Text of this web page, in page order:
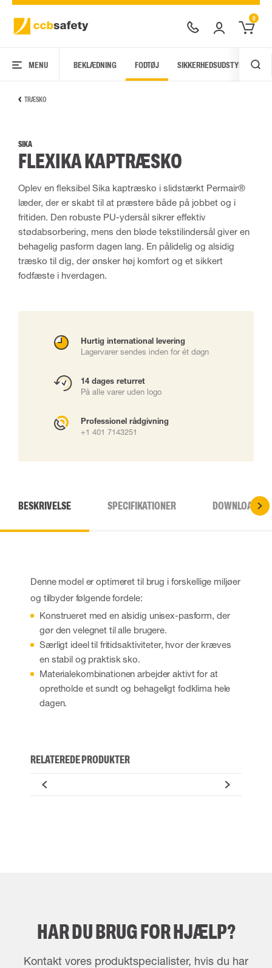
0
MENU BEKLÆDNING FODTØJ SIKKERHEDSUDSTYR
TRÆSKO
SIKA
FLEXIKA KAPTRÆSKO
Oplev en fleksibel Sika kaptræsko i slidstærkt Permair®
læder, der er skabt til at præstere både på jobbet og i
fritiden. Den robuste PU-ydersål sikrer effektiv
stødabsorbering, mens den bløde tekstilindersål giver en
behagelig pasform dagen lang. En pålidelig og alsidig
træsko til dig, der ønsker høj komfort og et sikkert
fodfæste i hverdagen.
Hurtig international levering
Lagervarer sendes inden for ét døgn
14 dages returret
På alle varer uden logo
Professionel rådgivning
+1 401 7143251
BESKRIVELSE SPECIFIKATIONER DOWNLOADS
Denne model er optimeret til brug i forskellige miljøer
og tilbyder følgende fordele:
Konstrueret med en alsidig unisex-pasform, der
gør den velegnet til alle brugere.
Særligt ideel til fritidsaktiviteter, hvor der kræves
en stabil og praktisk sko.
Materialekombinationen arbejder aktivt for at
opretholde et sundt og behageligt fodklima hele
dagen.
RELATEREDE PRODUKTER
HAR DU BRUG FOR HJÆLP?
Kontakt vores produktspecialister, hvis du har